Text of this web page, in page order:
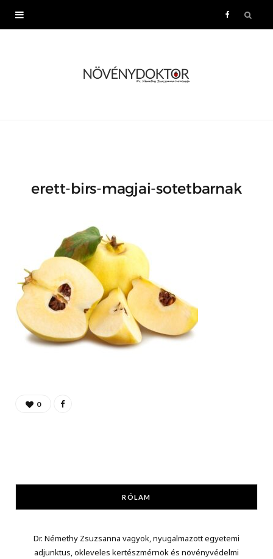
o
erett-birs-magjai-sotetbarnak
0
RÓLAM
Dr. Némethy Zsuzsanna vagyok, nyugalmazott egyetemi
adjunktus, okleveles kertészmérnök és növényvédelmi